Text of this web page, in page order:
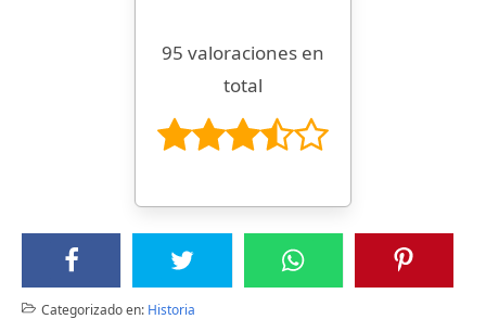
95 valoraciones en
total
Categorizado en: Historia